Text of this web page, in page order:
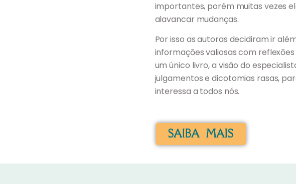
importantes, porém muitas vezes
alavancar mudanças.
Por isso as autoras decidiram ir
informaçōes valiosas com
um único livro, a visão do
julgamentos e dicotomias rasas,
interessa a todos nós.
SAIBA MAIS